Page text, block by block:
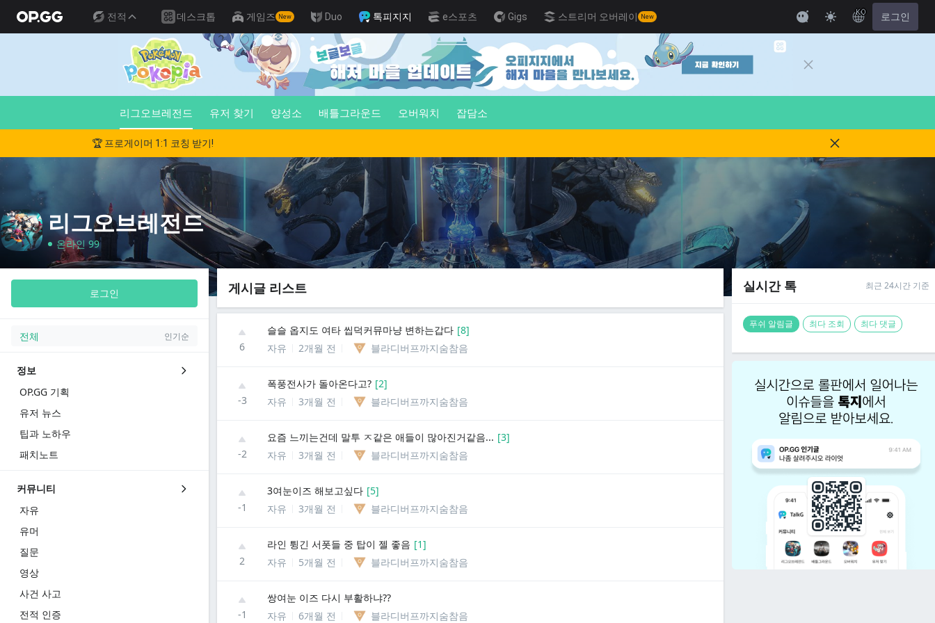
전적 데스크톱 게임즈 New Duo 톡피지지 e스포츠 Gigs 스트리머 오버레이 New
KO 로그인
리그오브레전드 유저 찾기 양성소 배틀그라운드 오버워치 잡담소
🏆 프로게이머 1:1 코칭 받기!
리그오브레전드
온라인 99
로그인
전체 인기순
정보
OP.GG 기획
유저 뉴스
팁과 노하우
패치노트
커뮤니티
자유
유머
질문
영상
사건 사고
전적 인증
게시글 리스트
6
슬슬 옵지도 여타 씹덕커뮤마냥 변하는갑다 [8]
자유
2개월 전 블라디버프까지숨참음
-3
폭풍전사가 돌아온다고? [2]
자유
3개월 전 블라디버프까지숨참음
-2
요즘 느끼는건데 말투 ㅈ같은 애들이 많아진거같음... [3]
자유
3개월 전 블라디버프까지숨참음
-1
3여눈이즈 해보고싶다 [5]
자유
3개월 전 블라디버프까지숨참음
2
라인 튕긴 서폿들 중 탑이 젤 좋음 [1]
자유
5개월 전 블라디버프까지숨참음
-1
쌍여눈 이즈 다시 부활하냐??
자유
6개월 전 블라디버프까지숨참음
실시간 톡 최근 24시간 기준
푸쉬 알림글 최다 조회 최다 댓글